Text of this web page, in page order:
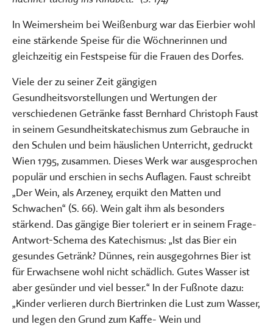
In Weimersheim bei Weißenburg war das Eierbier wohl
eine stärkende Speise für die Wöchnerinnen und
gleichzeitig ein Festspeise für die Frauen des Dorfes.
Viele der zu seiner Zeit gängigen
Gesundheitsvorstellungen und Wertungen der
verschiedenen Getränke fasst Bernhard Christoph Faust
in seinem Gesundheitskatechismus zum Gebrauche in
den Schulen und beim häuslichen Unterricht, gedruckt
Wien 1795, zusammen. Dieses Werk war ausgesprochen
populär und erschien in sechs Auflagen. Faust schreibt
„Der Wein, als Arzeney, erquikt den Matten und
Schwachen“ (S. 66). Wein galt ihm als besonders
stärkend. Das gängige Bier toleriert er in seinem Frage-
Antwort-Schema des Katechismus: „Ist das Bier ein
gesundes Getränk? Dünnes, rein ausgegohrnes Bier ist
für Erwachsene wohl nicht schädlich. Gutes Wasser ist
aber gesünder und viel besser.“ In der Fußnote dazu:
„Kinder verlieren durch Biertrinken die Lust zum Wasser,
und legen den Grund zum Kaffe- Wein und